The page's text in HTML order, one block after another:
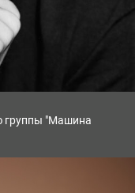
группы "Машина